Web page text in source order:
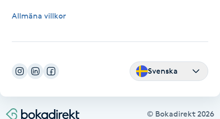
Hälsa
Hälsprickor
Idrottsmassage
IPL
Allmäna villkor
Svenska
© Bokadirekt 2026